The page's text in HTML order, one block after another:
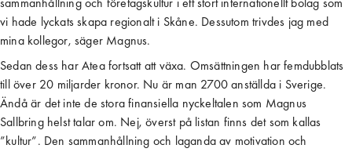
vi hade lyckats skapa regionalt i Skåne. Dessutom trivdes jag med
mina kollegor, säger Magnus.
Sedan dess har Atea fortsatt att växa. Omsättningen har femdubblats
till över 20 miljarder kronor. Nu är man 2700 anställda i Sverige.
Ändå är det inte de stora finansiella nyckeltalen som Magnus
Sallbring helst talar om. Nej, överst på listan finns det som kallas
”kultur”. Den sammanhållning och laganda av motivation och